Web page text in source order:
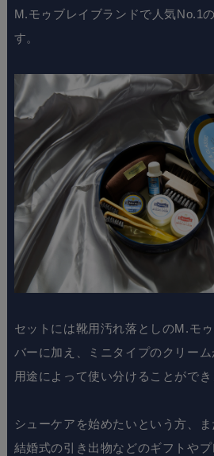
M.モゥブレイブランドで人気No.1
す。
セットには靴用汚れ落としのM.モ
バーに加え、ミニタイプのクリー
用途によって使い分けることができ
シューケアを始めたいという方、ま
結婚式の引き出物などのギフトや